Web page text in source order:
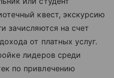
квест, экскурсию
зачисляются на счет
от платных услуг.
лидеров среди
по привлечению